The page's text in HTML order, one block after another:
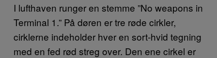
I lufthaven runger en stemme ”No weapons in
Terminal 1.” På døren er tre røde cirkler,
cirklerne indeholder hver en sort-hvid tegning
med en fed rød streg over. Den ene cirkel er